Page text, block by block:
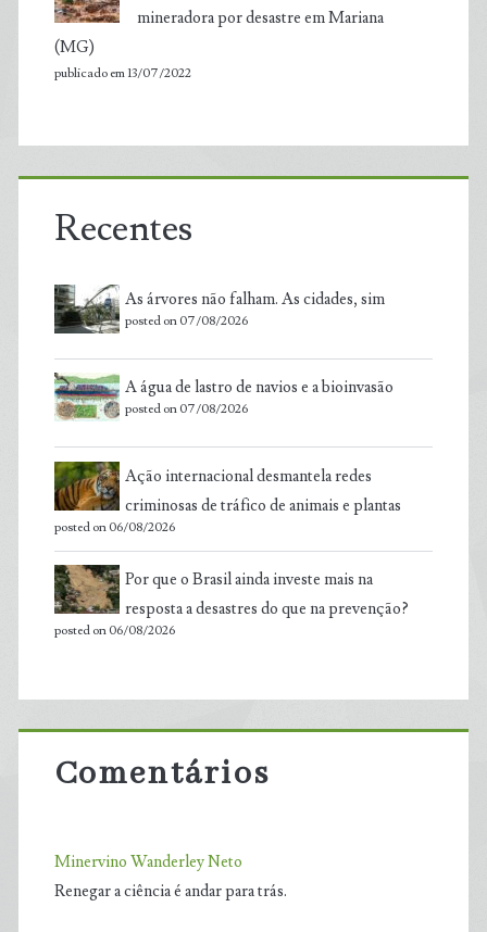
mineradora por desastre em Mariana
(MG)
publicado em 13/07/2022
Recentes
As árvores não falham. As cidades, sim
posted on 07/08/2026
A água de lastro de navios e a bioinvasão
posted on 07/08/2026
Ação internacional desmantela redes
criminosas de tráfico de animais e plantas
posted on 06/08/2026
Por que o Brasil ainda investe mais na
resposta a desastres do que na prevenção?
posted on 06/08/2026
Comentários
Minervino Wanderley Neto
Renegar a ciência é andar para trás.